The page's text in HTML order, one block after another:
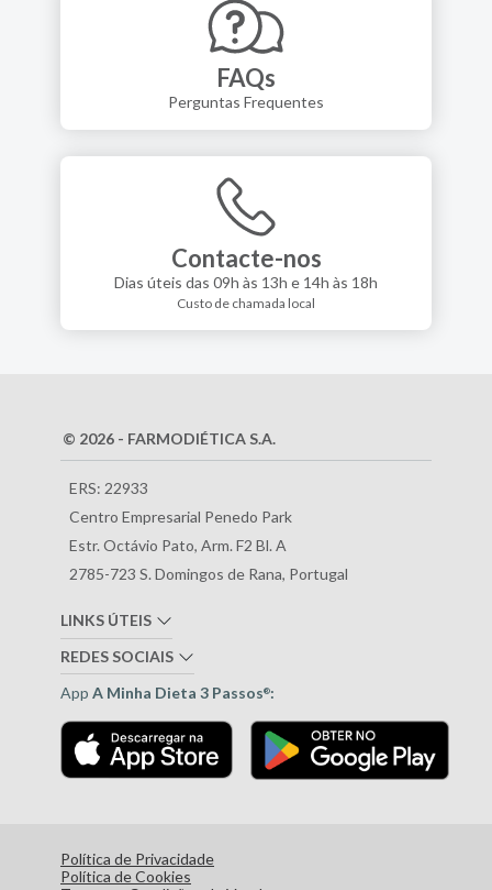
FAQs
Perguntas Frequentes
Contacte-nos
Dias úteis das 09h às 13h e 14h às 18h
Custo de chamada local
© 2026 - FARMODIÉTICA S.A.
ERS: 22933
Centro Empresarial Penedo Park
Estr. Octávio Pato, Arm. F2 Bl. A
2785-723 S. Domingos de Rana, Portugal
LINKS ÚTEIS
REDES SOCIAIS
App A Minha Dieta 3 Passos®:
Política de Privacidade
Política de Cookies